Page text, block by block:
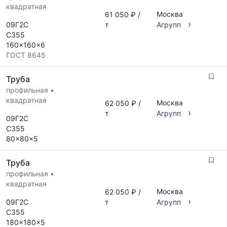
квадратная
09Г2С
С355
160x160x6
ГОСТ 8645
61 050 ₽ /
т
Москва
Агрупп
›
Труба
профильная •
квадратная
09Г2С
С355
80x80x5
62 050 ₽ /
т
Москва
Агрупп
›
Труба
профильная •
квадратная
09Г2С
С355
180x180x5
62 050 ₽ /
т
Москва
Агрупп
›